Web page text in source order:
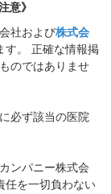
意》
社および株式会
す。 正確な情報掲
のではありませ
必ず該当の医院
ンパニー株式会
任を一切負わない